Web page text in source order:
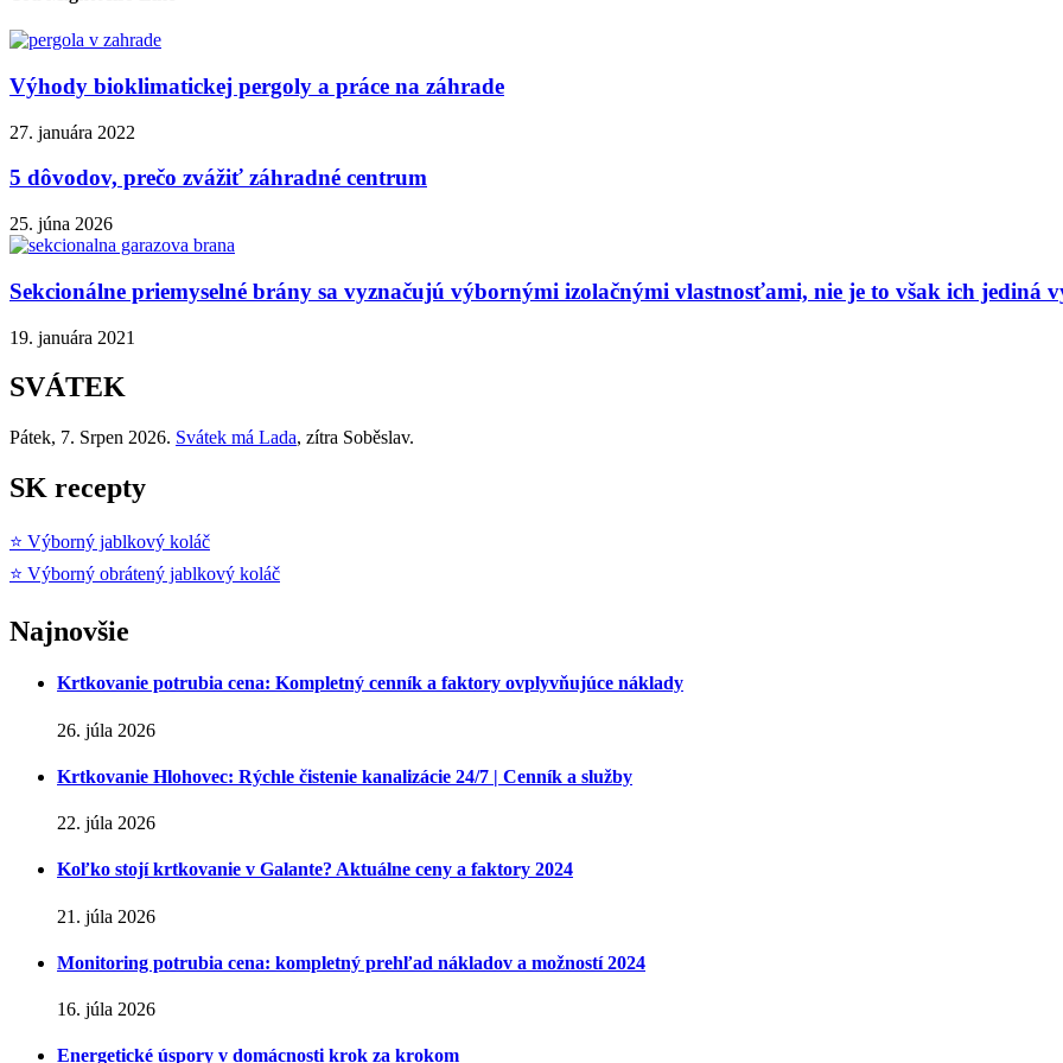
Výhody bioklimatickej pergoly a práce na záhrade
27. januára 2022
5 dôvodov, prečo zvážiť záhradné centrum
25. júna 2026
Sekcionálne priemyselné brány sa vyznačujú výbornými izolačnými vlastnosťami, nie je to však ich jediná
19. januára 2021
SVÁTEK
Pátek, 7. Srpen 2026. Svátek má Lada, zítra Soběslav.
SK recepty
⭐ Výborný jablkový koláč
⭐ Výborný obrátený jablkový koláč
Najnovšie
Krtkovanie potrubia cena: Kompletný cenník a faktory ovplyvňujúce náklady
26. júla 2026
Krtkovanie Hlohovec: Rýchle čistenie kanalizácie 24/7 | Cenník a služby
22. júla 2026
Koľko stojí krtkovanie v Galante? Aktuálne ceny a faktory 2024
21. júla 2026
Monitoring potrubia cena: kompletný prehľad nákladov a možností 2024
16. júla 2026
Energetické úspory v domácnosti krok za krokom